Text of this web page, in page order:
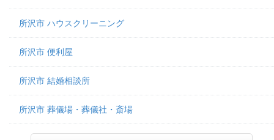
所沢市 ハウスクリーニング
所沢市 便利屋
所沢市 結婚相談所
所沢市 葬儀場・葬儀社・斎場